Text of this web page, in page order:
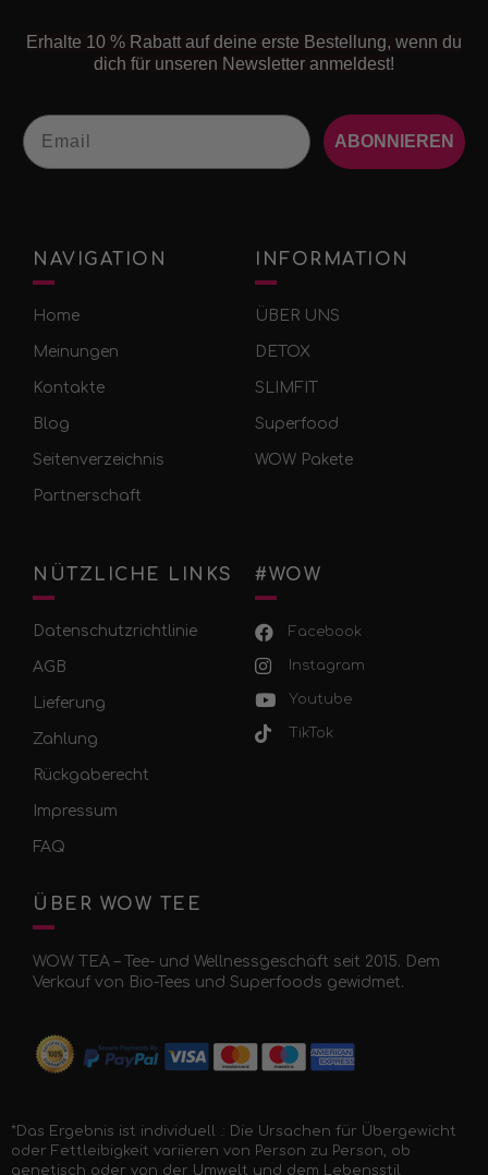
Erhalte 10 % Rabatt auf deine erste Bestellung, wenn du
dich für unseren Newsletter anmeldest!
Email
ABONNIEREN
NAVIGATION
Home
Meinungen
Kontakte
Blog
Seitenverzeichnis
Partnerschaft
INFORMATION
ÜBER UNS
DETOX
SLIMFIT
Superfood
WOW Pakete
NÜTZLICHE LINKS
Datenschutzrichtlinie
AGB
Lieferung
Zahlung
Rückgaberecht
Impressum
FAQ
#WOW
Facebook
Instagram
Youtube
TikTok
ÜBER WOW TEE
WOW TEA – Tee- und Wellnessgeschäft seit 2015. Dem
Verkauf von Bio-Tees und Superfoods gewidmet.
*Das Ergebnis ist individuell .: Die Ursachen für Übergewicht
oder Fettleibigkeit variieren von Person zu Person, ob
genetisch oder von der Umwelt und dem Lebensstil